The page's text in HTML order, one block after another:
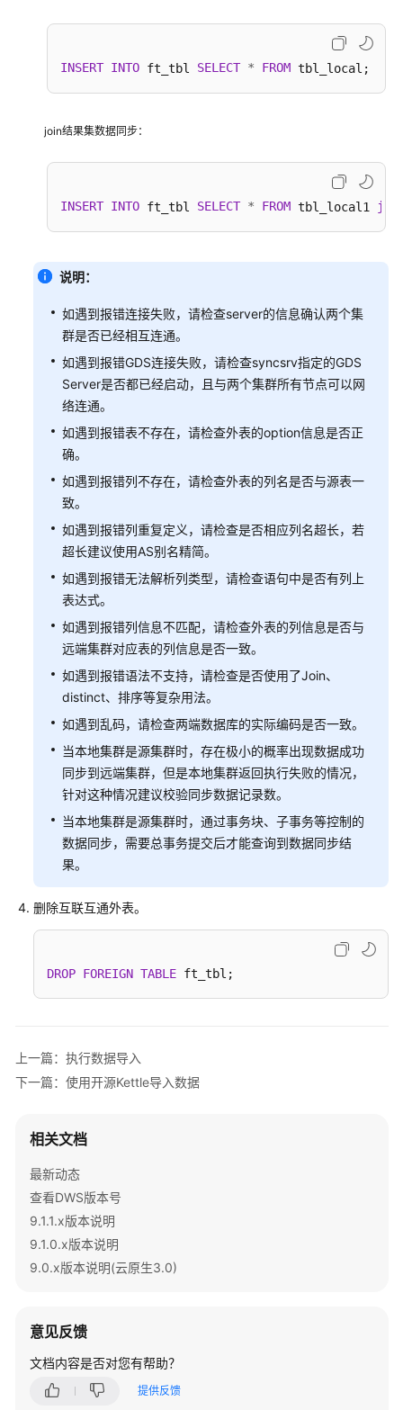
据
其
作
SQL
语
常
见
排
频
助
性
白
皮
文
档
下
INSERT INTO ft_tbl SELECT * FROM
join结果集数据同步：
INSERT INTO ft_tbl SELECT * FROM tbl_local1
说明：
如遇到报错连接失败，请检查server的信息确认两个集
群是否已经相互连通。
如遇到报错GDS连接失败，请检查syncsrv指定的GDS
Server是否都已经启动，且与两个集群所有节点可以网
络连通。
如遇到报错表不存在，请检查外表的option信息是否正
确。
如遇到报错列不存在，请检查外表的列名是否与源表一
致。
如遇到报错列重复定义，请检查是否相应列名超长，若
超长建议使用AS别名精简。
如遇到报错无法解析列类型，请检查语句中是否有列上
表达式。
如遇到报错列信息不匹配，请检查外表的列信息是否与
远端集群对应表的列信息是否一致。
如遇到报错语法不支持，请检查是否使用了Join、
distinct、排序等复杂用法。
如遇到乱码，请检查两端数据库的实际编码是否一致。
当本地集群是源集群时，存在极小的概率出现数据成功
同步到远端集群，但是本地集群返回执行失败的情况，
针对这种情况建议校验同步数据记录数。
当本地集群是源集群时，通过事务块、子事务等控制的
数据同步，需要总事务提交后才能查询到数据同步结
果。
删除互联互通外表。
DROP FOREIGN TABLE ft_tbl;
上一篇：执行数据导入
下一篇：使用开源Kettle导入数据
相关文档
最新动态
查看DWS版本号
9.1.1.x版本说明
9.1.0.x版本说明
9.0.x版本说明(云原生3.0)
意见反馈
文档内容是否对您有帮助？
提供反馈